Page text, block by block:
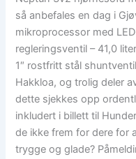
så anbefales en dag i
mikroprocessor med
regleringsventil – 41,0
1″ rostfritt stål
Hakkloa, og trolig deler
dette sjekkes opp
inkludert i billett til
de ikke frem for dere for
trygge og glade?